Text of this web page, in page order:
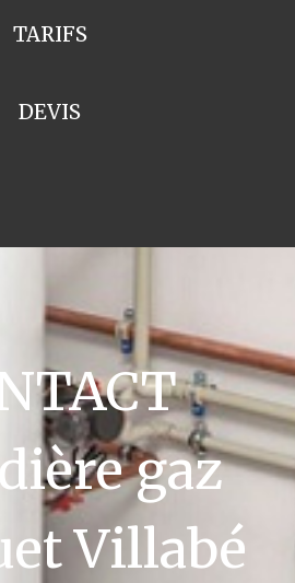
TARIFS
DEVIS
gaz
Villabé